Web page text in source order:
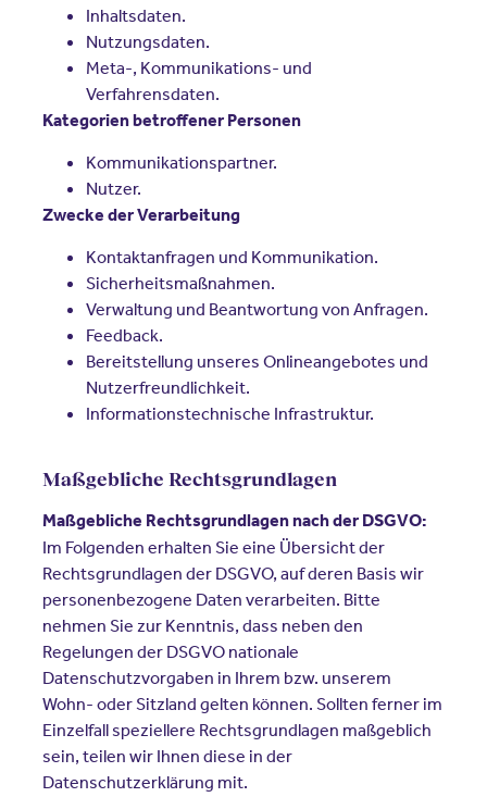
Inhaltsdaten.
Nutzungsdaten.
Meta-, Kommunikations- und
Verfahrensdaten.
Kategorien betroffener Personen
Kommunikationspartner.
Nutzer.
Zwecke der Verarbeitung
Kontaktanfragen und Kommunikation.
Sicherheitsmaßnahmen.
Verwaltung und Beantwortung von Anfragen.
Feedback.
Bereitstellung unseres Onlineangebotes und
Nutzerfreundlichkeit.
Informationstechnische Infrastruktur.
Maßgebliche Rechtsgrundlagen
Maßgebliche Rechtsgrundlagen nach der DSGVO:
Im Folgenden erhalten Sie eine Übersicht der
Rechtsgrundlagen der DSGVO, auf deren Basis wir
personenbezogene Daten verarbeiten. Bitte
nehmen Sie zur Kenntnis, dass neben den
Regelungen der DSGVO nationale
Datenschutzvorgaben in Ihrem bzw. unserem
Wohn- oder Sitzland gelten können. Sollten ferner im
Einzelfall speziellere Rechtsgrundlagen maßgeblich
sein, teilen wir Ihnen diese in der
Datenschutzerklärung mit.